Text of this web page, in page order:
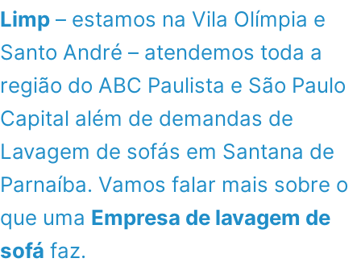
Limp – estamos na Vila Olímpia e
Santo André – atendemos toda a
região do ABC Paulista e São Paulo
Capital além de demandas de
Lavagem de sofás em Santana de
Parnaíba. Vamos falar mais sobre o
que uma Empresa de lavagem de
sofá faz.